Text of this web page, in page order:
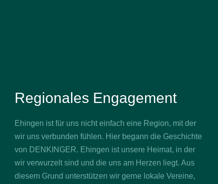
Regionales Engagement
Ehingen ist für uns nicht einfach eine Region, mit der
wir uns verbunden fühlen. Hier begann die Geschichte
von DENKINGER. Ehingen ist unsere Heimat, in der
wir verwurzelt sind und die uns am Herzen liegt. Aus
diesem Grund unterstützen wir gerne lokale Vereine,